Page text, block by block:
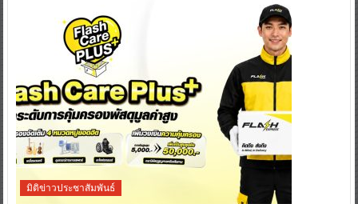
มิติข่าวประชาสัมพันธ์